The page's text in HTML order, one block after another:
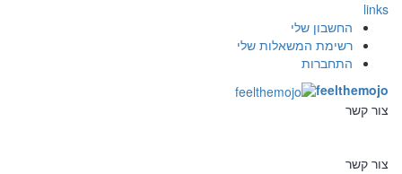
links
החשבון שלי
רשימת המשאלות שלי
התחברות
feelthemojo
צור קשר
צור קשר